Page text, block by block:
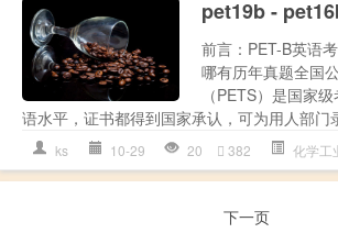
pet19b -
前言：PET-B英语
哪有历年真题全国
（PETS）是国家
语水平，证书都得到国家承认，可为用人部门
ks 10-29 20 382 化学工
下一页